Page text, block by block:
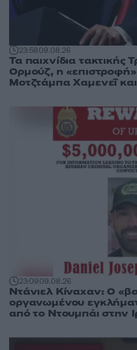
23:5809.08.26
Τα παιχνίδια τακτικής
Ορμούζ, η
Μοτζτάμπα Χαμενεΐ
23:0909.08.26
Ντάνιελ Κίναχαν: Ο
οργανωμένου
από το Ντουμπάι στην